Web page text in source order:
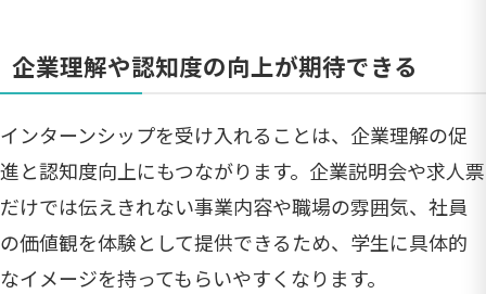
企業理解や認知度の向上が期待できる
インターンシップを受け入れることは、企業理解の促
進と認知度向上にもつながります。企業説明会や求人票
だけでは伝えきれない事業内容や職場の雰囲気、社員
の価値観を体験として提供できるため、学生に具体的
なイメージを持ってもらいやすくなります。